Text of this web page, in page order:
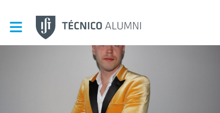
Toggle main navigation